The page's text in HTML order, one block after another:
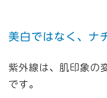
美白ではなく、ナ
紫外線は、肌印象の
です。